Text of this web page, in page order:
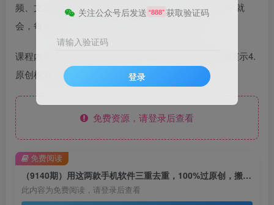
频、文案的功能，是做搬运必备的工具，新手小白一学就
会，每天只需要花上10分钟就可以实现月入过万。
课程内容：1.项目原理2.优势、准备、检测方法3.实操演示4.
原创检测实操
免费资源，请登录后查看
（9140期）用这两款手机软件三重去重，100%过原创，搬运必备工具，一键处理不违规…
此内容为免费阅读，请登录后查看
免费阅读
关注公众号后发送 “888” 获取验证码
请输入验证码
登录